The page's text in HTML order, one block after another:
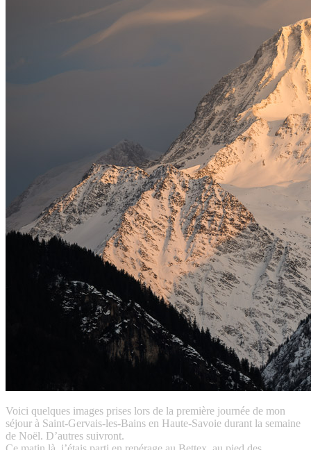
Voici quelques images prises lors de la première journée de mon
séjour à Saint-Gervais-les-Bains en Haute-Savoie durant la semaine
de Noël. D’autres suivront.